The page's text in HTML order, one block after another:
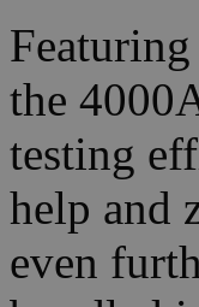
the
testing
help and
even